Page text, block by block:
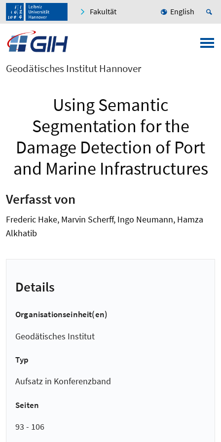
Fakultät English
Geodätisches Institut Hannover
Using Semantic
Segmentation for the
Damage Detection of Port
and Marine Infrastructures
Verfasst von
Frederic Hake, Marvin Scherff, Ingo Neumann, Hamza
Alkhatib
Details
Organisationseinheit(en)
Geodätisches Institut
Typ
Aufsatz in Konferenzband
Seiten
93 - 106